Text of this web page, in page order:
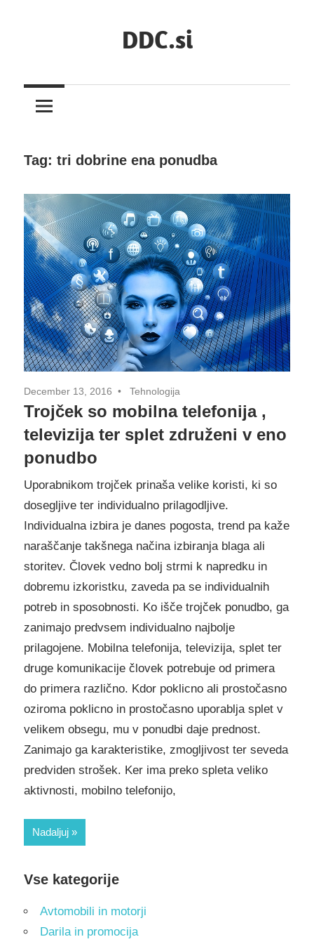
DDC.si
Tag: tri dobrine ena ponudba
December 13, 2016 Tehnologija
Trojček so mobilna telefonija ,
televizija ter splet združeni v eno
ponudbo
Uporabnikom trojček prinaša velike koristi, ki so
dosegljive ter individualno prilagodljive.
Individualna izbira je danes pogosta, trend pa kaže
naraščanje takšnega načina izbiranja blaga ali
storitev. Človek vedno bolj strmi k napredku in
dobremu izkoristku, zaveda pa se individualnih
potreb in sposobnosti. Ko išče trojček ponudbo, ga
zanimajo predvsem individualno najbolje
prilagojene. Mobilna telefonija, televizija, splet ter
druge komunikacije človek potrebuje od primera
do primera različno. Kdor poklicno ali prostočasno
oziroma poklicno in prostočasno uporablja splet v
velikem obsegu, mu v ponudbi daje prednost.
Zanimajo ga karakteristike, zmogljivost ter seveda
predviden strošek. Ker ima preko spleta veliko
aktivnosti, mobilno telefonijo,
Nadaljuj
Vse kategorije
Avtomobili in motorji
Darila in promocija